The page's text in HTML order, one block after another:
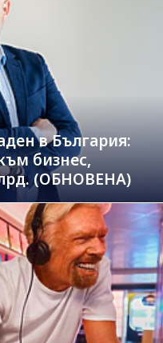
в България:
бизнес,
(ОБНОВЕНА)